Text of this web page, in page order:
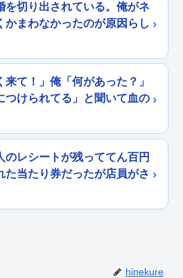
を切り出されている。俺がネ
かまわなかったのが原因らし
て！」俺「何があった？」
けられてる」と聞いて血の
のレシートが残っててん百円
た当たり券だったが店員がさ
hinekure